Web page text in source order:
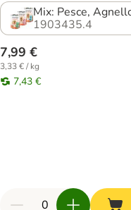
Mix: Pesce,
1903435.4
7,99 €
3,33 € / kg
7,43 €